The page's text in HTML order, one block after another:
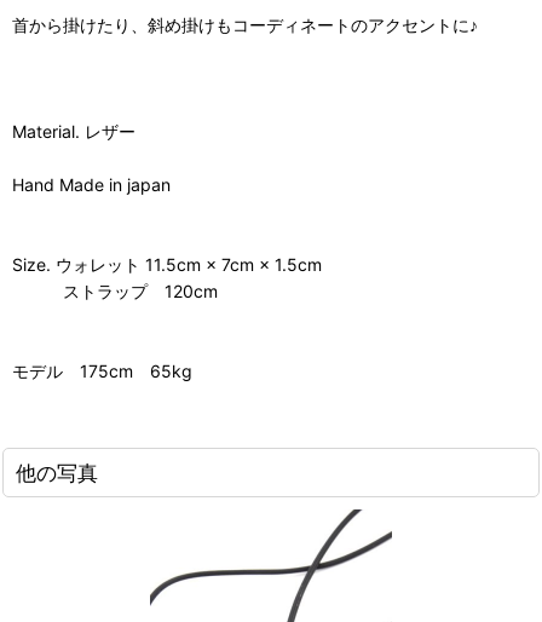
首から掛けたり、斜め掛けもコーディネートのアクセントに♪
Material. レザー
Hand Made in japan
Size. ウォレット 11.5cm × 7cm × 1.5cm
ストラップ 120cm
モデル 175cm 65kg
他の写真